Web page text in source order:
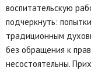
воспитательскую
подчеркнуть:
традиционным
без обращения к
несостоятельны.